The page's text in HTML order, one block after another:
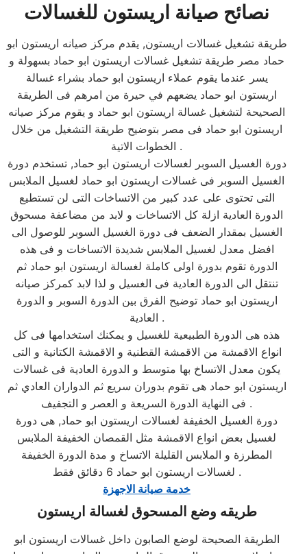
نصائح صيانة اريستون للغسالات
طريقة تشغيل غسالات اريستون, يقدم مركز صيانه اريستون ابو
حماد مصر طريقة تشغيل غسالات اريستون ابو حماد بسهولة و
يسر عندما يقوم عملاء اريستون ابو حماد بشراء غسالة
اريستون ابو حماد يضعهم في حيرة من امرهم فى الطريقة
الصحيحة لتشغيل غسالة اريستون ابو حماد و يقوم مركز صيانه
اريستون ابو حماد فى مصر بتوضيح طريقة التشغيل من خلال
الخطوات الاتية .
دورة الغسيل السوبر لغسالات اريستون ابو حماد, تستخدم دورة
الغسيل السوبر فى غسالات اريستون ابو حماد لغسيل الملابس
التى تحتوى على عدد كبير من الاتساخات التى لن تستطيع
الدورة العادية ازلة كل الاتساخات و لابد من مضاعفة مسحوق
الغسيل بمقدار الضعف فى دورة الغسيل السوبر للوصول الى
افضل معدل لغسيل الملابس شديدة الاتساخات و فى هذه
الدورة تقوم بدورة اولى كاملة لغسالة اريستون ابو حماد ثم
تنتقل الى الدورة العادية فى الغسيل و لذا لابد كمركز صيانه
اريستون ابو حماد توضيح الفرق بين الدورة السوبر و الدورة
العادية .
هذه هى الدورة الطبيعية للغسيل و يمكنك استخدامها فى كل
انواع الاقمشة من الاقمشة القطنية و الاقمشة الكتانية و التى
يكون معدل الاتساخ بها متوسط و الدورة العادية فى غسالات
اريستون ابو حماد هى تقوم بدوران سريع ثم الدواران العادي ثم
فى النهاية الدورة السريعة و العصر و التجفيف .
دورة الغسيل الخفيفة لغسالات اريستون ابو حماد, هى دورة
لغسيل بعض انواع الاقمشة مثل القمصان الخفيفة الملابس
المطرزة و الملابس القليلة الاتساخ و مدة الدورة الخفيفة
لغسالات اريستون ابو حماد 6 دقائق فقط .
خدمة صيانة الاجهزة
طريقه وضع المسحوق لغسالة اريستون
الطريقة الصحيحة لوضع الصابون داخل غسالات اريستون ابو